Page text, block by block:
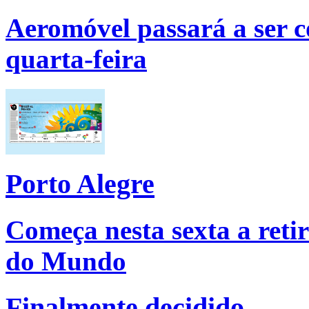
Aeromóvel passará a
quarta-feira
Porto Alegre
Começa nesta sexta a
do Mundo